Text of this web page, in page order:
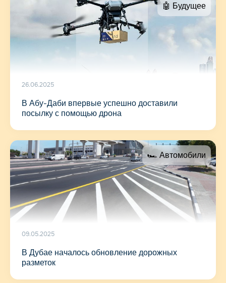
🤖 Будущее
26.06.2025
В Абу-Даби впервые успешно доставили
посылку с помощью дрона
🏎 Автомобили
09.05.2025
В Дубае началось обновление дорожных
разметок